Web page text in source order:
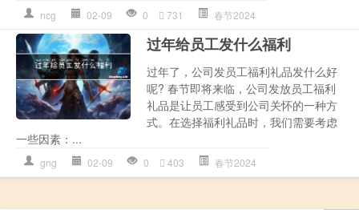
ncg 02-09 0 731 春节2024
过年给员工发什么福利
过年了，公司发员工福利礼品发什么好
呢? 春节即将来临，公司发放员工福利
礼品是让员工感受到公司关怀的一种方
式。在选择福利礼品时，我们需要考虑
一些因素：...
gng 02-09 0 403 春节2024